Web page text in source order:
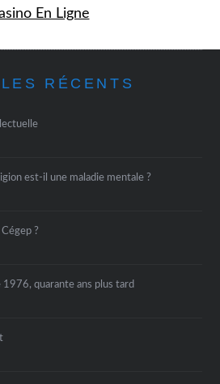
En Ligne
RÉCENTS
est-il une maladie mentale ?
?
quarante ans plus tard